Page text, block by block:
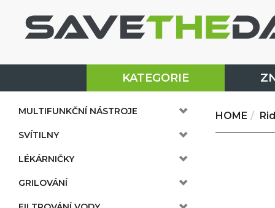
KATEGORIE
MULTIFUNKČNÍ NÁSTROJE
SVÍTILNY
LÉKÁRNIČKY
GRILOVÁNÍ
HOME